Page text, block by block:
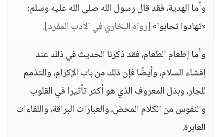
وأما الهدية، فقد قال رسول الله صلى الله عليه وسلم:
«تهادوا تحابوا»[رواه البخاري في الأدب المفرد].
وأما إطعام الطعام، فقد ذكرنا الحديث في ذلك عند
إفشاء السلام، وأيضًا فإن ذلك من باب الإكرام، والتذمم
للجار، وبذل المعروف الذي هو أكثر تأثيرا في القلوب
والنفوس من الكلام المحض، والعبارات البراقة، واللقاءات
العابرة.